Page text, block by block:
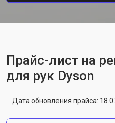
Прайс-лист на
для рук Dyson
Дата обновления прайса: